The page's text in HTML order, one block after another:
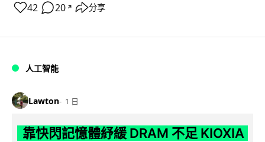
42 20 ↗ 分享
人工智能
Lawton 1 日
靠快閃記憶體紓緩 DRAM 不足 KIOXIA